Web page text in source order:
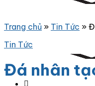
Trang chủ » Tin Tức »
Tin Tức
Đá nhân